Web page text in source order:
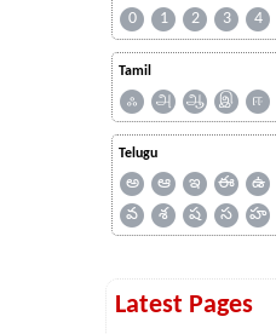
0 1 2 3 4
Tamil
ஃ அ ஆ இ ஈ
Telugu
అ ఆ ఇ ఈ ఉ
వ
శ ష స హ
Latest Pages